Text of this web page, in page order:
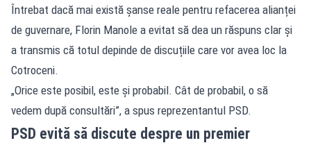
Întrebat dacă mai există șanse reale pentru refacerea alianței
de guvernare, Florin Manole a evitat să dea un răspuns clar și
a transmis că totul depinde de discuțiile care vor avea loc la
Cotroceni.
„Orice este posibil, este și probabil. Cât de probabil, o să
vedem după consultări”, a spus reprezentantul PSD.
PSD evită să discute despre un premier